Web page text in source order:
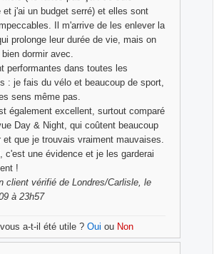
et j'ai un budget serré) et elles sont
Il m'arrive de les enlever la
prolonge leur durée de vie, mais on
dormir avec.
performantes dans toutes les
: je fais du vélo et beaucoup de sport,
sens même pas.
également excellent, surtout comparé
Day & Night, qui coûtent beaucoup
et que je trouvais vraiment mauvaises.
c'est une évidence et je les garderai
!
client vérifié de Londres/Carlisle, le
à 23h57
a-t-il été utile ? Oui ou Non